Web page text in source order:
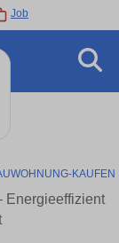
Job
KAUFEN
Energieeffizient